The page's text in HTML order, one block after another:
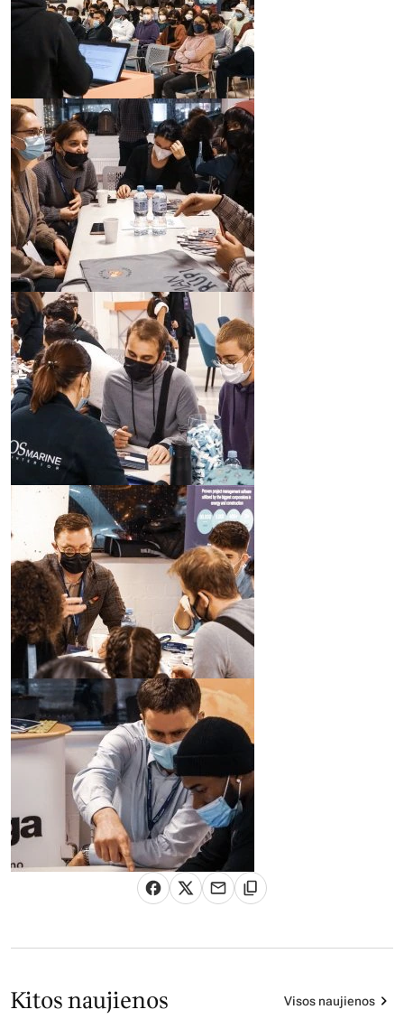
Kitos naujienos Visos naujienos